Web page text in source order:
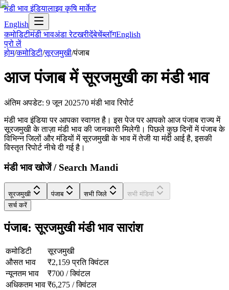
मंडी भाव इंडियालाइव कृषि मार्केट
English
कमोडिटीमंडी भावअंडा रेटखरीदेंबेचेंब्लॉगEnglish
प्रो लें
होम/कमोडिटी/सूरजमुखी/पंजाब
आजपंजाबमेंसूरजमुखीका मंडी भाव
अंतिम अपडेट: 9 जून 202570 मंडी भाव रिपोर्ट
मंडी भाव इंडिया पर आपका स्वागत है। इस पेज पर आपको आज पंजाब राज्य में
सूरजमुखी के ताज़ा मंडी भाव की जानकारी मिलेगी। पिछले कुछ दिनों में पंजाब के
विभिन्न जिलों और मंडियों में सूरजमुखी के भाव में तेजी या मंदी आई है, इसकी
विस्तृत रिपोर्ट नीचे दी गई है।
मंडी भाव खोजें / Search Mandi
सूरजमुखी पंजाब सभी जिले
सभी मंडियां
सर्च करें
पंजाब: सूरजमुखी मंडी भाव सारांश
कमोडिटी
सूरजमुखी
औसत भाव
₹2,159 प्रति क्विंटल
न्यूनतम भाव
₹700 /क्विंटल
अधिकतम भाव ₹6,275 /क्विंटल